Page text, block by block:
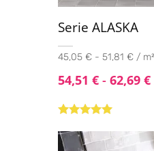
Serie ALASKA
45,05 € - 51,81 € /
54,51 € - 62,69 €
5.00de 5